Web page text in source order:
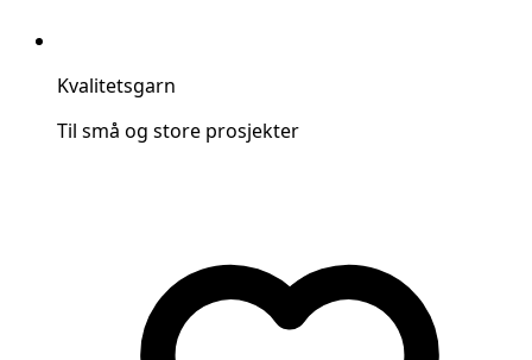
Kvalitetsgarn
Til små og store prosjekter